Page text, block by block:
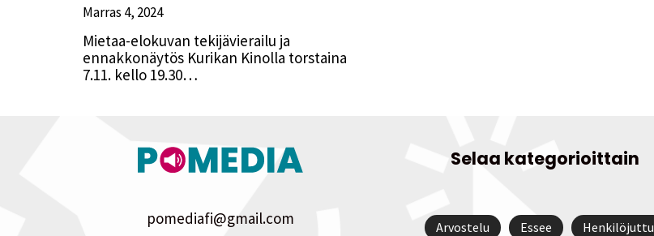
Marras 4, 2024
Mietaa-elokuvan tekijävierailu ja
ennakkonäytös Kurikan Kinolla torstaina
7.11. kello 19.30…
pomediafi@gmail.com
Selaa kategorioittain
Arvostelu Essee Henkilöjuttu